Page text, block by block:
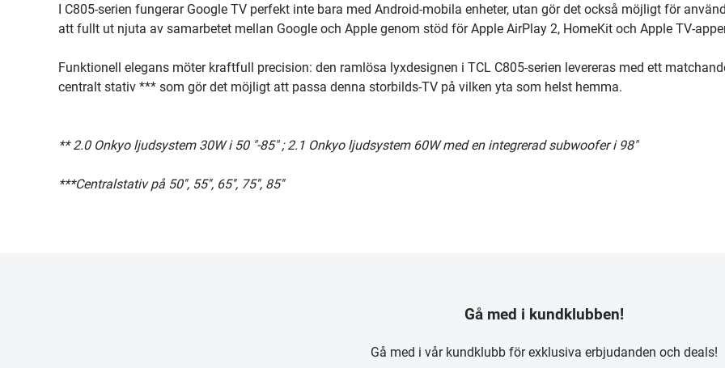
I C805-serien fungerar Google TV perfekt inte bara med Android-mobila enheter, utan gör det också möjligt för
att fullt ut njuta av samarbetet mellan Google och Apple genom stöd för Apple AirPlay 2, HomeKit och Apple TV-
Funktionell elegans möter kraftfull precision: den ramlösa lyxdesignen i TCL C805-serien levereras med ett
centralt stativ *** som gör det möjligt att passa denna storbilds-TV på vilken yta som helst hemma.
** 2.0 Onkyo ljudsystem 30W i 50 "-85" ; 2.1 Onkyo ljudsystem 60W med en integrerad subwoofer i 98"
***Centralstativ på 50'', 55'', 65'', 75'', 85''
Gå med i kundklubben!
Gå med i vår kundklubb för exklusiva erbjudanden och deals!